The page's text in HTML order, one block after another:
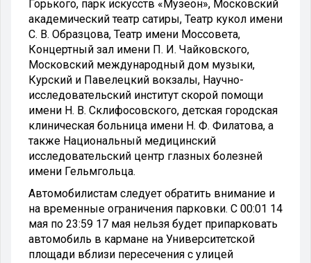
Горького, парк искусств «Музеон», Московский
академический театр сатиры, Театр кукол имени
С. В. Образцова, Театр имени Моссовета,
Концертный зал имени П. И. Чайковского,
Московский международный дом музыки,
Курский и Павелецкий вокзалы, Научно-
исследовательский институт скорой помощи
имени Н. В. Склифосовского, детская городская
клиническая больница имени Н. Ф. Филатова, а
также Национальный медицинский
исследовательский центр глазных болезней
имени Гельмгольца.
Автомобилистам следует обратить внимание и
на временные ограничения парковки. С 00:01 14
мая по 23:59 17 мая нельзя будет припарковать
автомобиль в кармане на Университетской
площади вблизи пересечения с улицей